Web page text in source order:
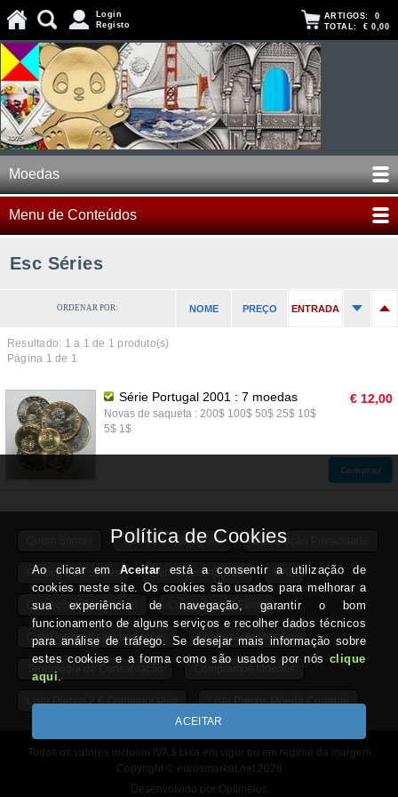
Login
Registo
ARTIGOS: 0
TOTAL: € 0,00
Moedas
Menu de Conteúdos
Esc Séries
ORDENAR POR: NOME PREÇO ENTRADA
Resultado: 1 a 1 de 1 produto(s)
Página 1 de 1
Série Portugal 2001 : 7 moedas
Novas de saqueta : 200$ 100$ 50$ 25$ 10$
5$ 1$
€ 12,00
Comprar
Termos e Condições Declaração Privacidade
Política de Cookies Livro Reclamações RAL
Condições Pagamento Condições de Envio
Colecionismo sem limitações Limpeza de Moedas
Termologia de Conservação Compramos Moedas
Lista Preços 2 € Comemorativa Lista Preços Moeda Corrente
Todos os valores incluem IVA à taxa em vigor ou em regime da margem
Copyright © eurosmarket.net 2026
Desenvolvido por Optimeios